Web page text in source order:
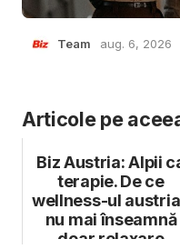
Team aug. 6, 2026
Articole pe
Biz Austria: Alpii
terapie. De ce
wellness-ul
nu mai înseamnă
doar relaxare